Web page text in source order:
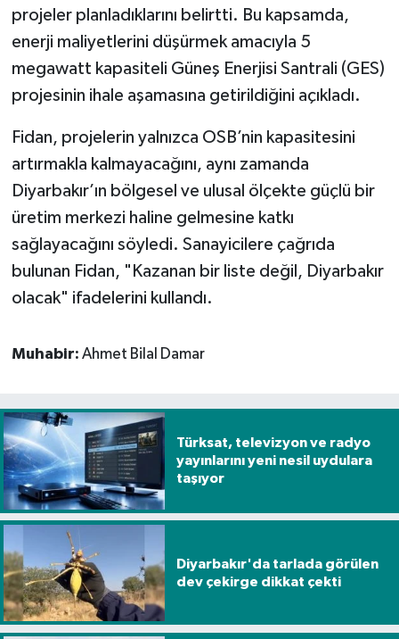
projeler planladıklarını belirtti. Bu kapsamda,
enerji maliyetlerini düşürmek amacıyla 5
megawatt kapasiteli Güneş Enerjisi Santrali (GES)
projesinin ihale aşamasına getirildiğini açıkladı.
Fidan, projelerin yalnızca OSB’nin kapasitesini
artırmakla kalmayacağını, aynı zamanda
Diyarbakır’ın bölgesel ve ulusal ölçekte güçlü bir
üretim merkezi haline gelmesine katkı
sağlayacağını söyledi. Sanayicilere çağrıda
bulunan Fidan, "Kazanan bir liste değil, Diyarbakır
olacak" ifadelerini kullandı.
Muhabir: Ahmet Bilal Damar
Türksat, televizyon ve radyo
yayınlarını yeni nesil uydulara
taşıyor
Diyarbakır'da tarlada görülen
dev çekirge dikkat çekti